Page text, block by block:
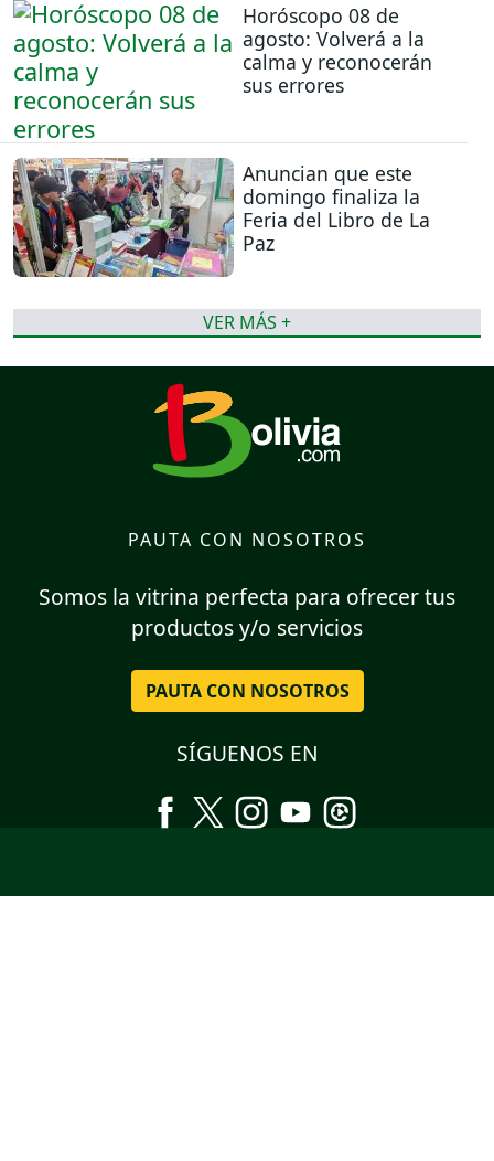
Horóscopo 08 de
agosto: Volverá a la
calma y reconocerán
sus errores
Anuncian que este
domingo finaliza la
Feria del Libro de La
Paz
VER MÁS +
PAUTA CON NOSOTROS
Somos la vitrina perfecta para ofrecer tus
productos y/o servicios
PAUTA CON NOSOTROS
SÍGUENOS EN